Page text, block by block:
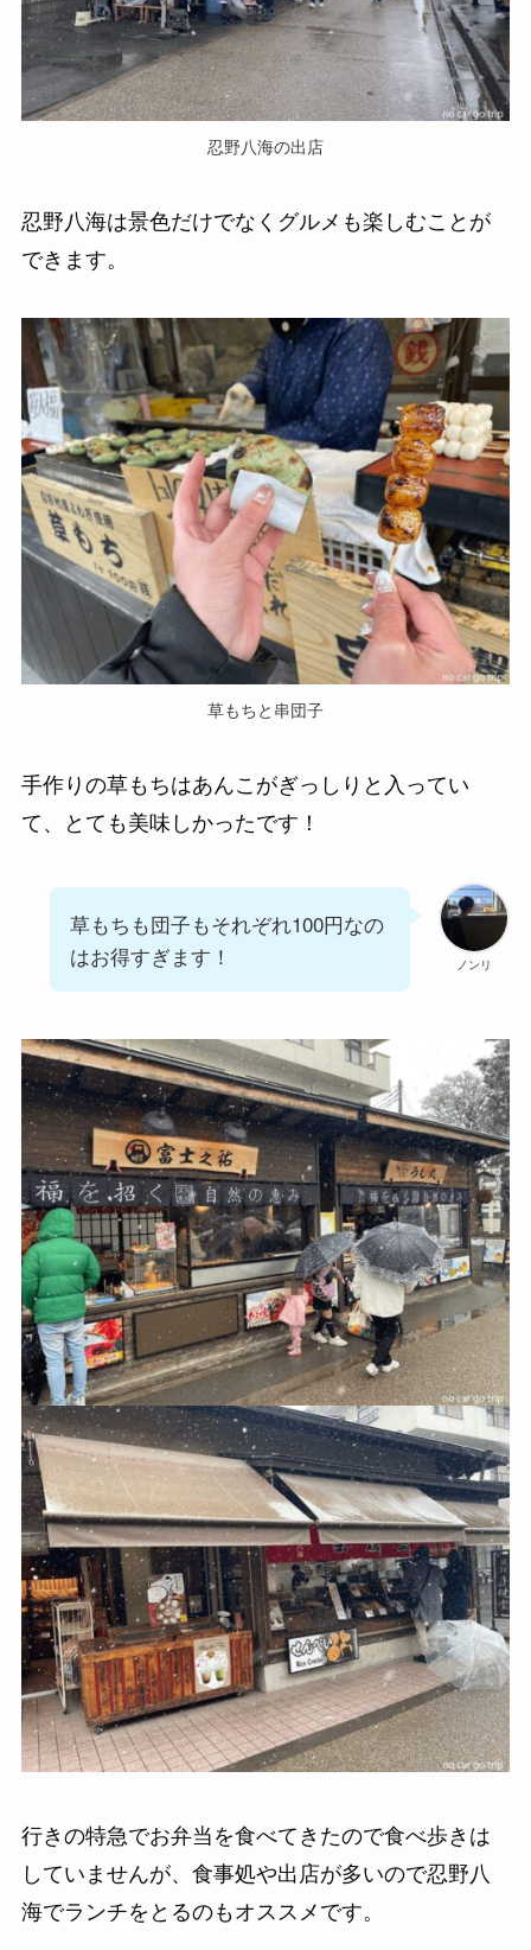
忍野八海の出店
忍野八海は景色だけでなくグルメも楽しむことが
できます。
草もちと串団子
手作りの草もちはあんこがぎっしりと入ってい
て、とても美味しかったです！
ノンリ
草もちも団子もそれぞれ100円なの
はお得すぎます！
行きの特急でお弁当を食べてきたので食べ歩きは
していませんが、食事処や出店が多いので忍野八
海でランチをとるのもオススメです。